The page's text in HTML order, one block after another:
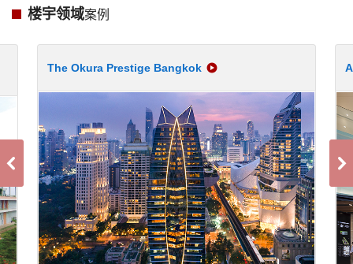
楼宇领域案例
The Okura Prestige Bangkok